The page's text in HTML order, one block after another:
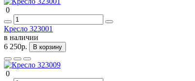
0
Кресло 323001
в наличии
6 250р.
В корзину
0